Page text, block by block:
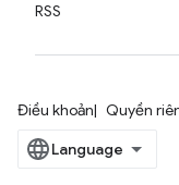
RSS
Điều khoản Quyền